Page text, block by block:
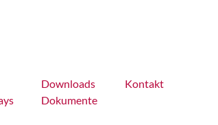
Downloads
Dokumente
Kontakt